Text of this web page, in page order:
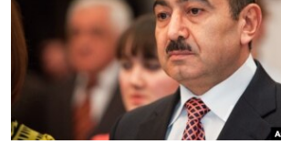
FOTOQALEREYA
İNFOQRAFIKA
KARIKATURA
RADIO ARXIV
OXU ZALI
AZƏRBAYCAN ƏDƏBIYYATI KITABXANASI
İSLAM VƏ DEMOKRATIYA
HAQQIMIZDA
MISSIYAMIZ
PEŞƏ ETIKASI VƏ JURNALISTIKA STANDARTLARIMIZ